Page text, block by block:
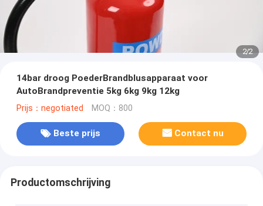
2/2
14bar droog PoederBrandblusapparaat voor
AutoBrandpreventie 5kg 6kg 9kg 12kg
Prijs：negotiated MOQ：800
Beste prijs Contact nu
Productomschrijving